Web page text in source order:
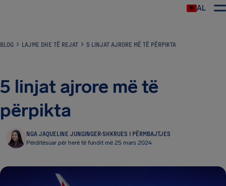
AL
BLOG LAJME DHE TË REJAT 5 LINJAT AJRORE MË TË PËRPIKTA
5 linjat ajrore më të
përpikta
NGA JAQUELINE JUNGINGER·SHKRUES I PËRMBAJTJES
Përditësuar për herë të fundit më 25 mars 2024